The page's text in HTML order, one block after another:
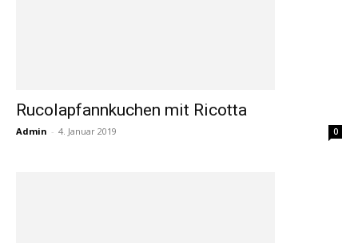
Rucolapfannkuchen mit Ricotta
Admin - 4. Januar 2019 0